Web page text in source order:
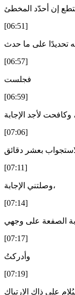
إن أحدّد المخطئ
[06:51]
[06:57]
فجلست
[06:59]
[07:06]
[07:11]
وصلتني الإجابة،
[07:14]
[07:17]
وأدركتُ
[07:19]